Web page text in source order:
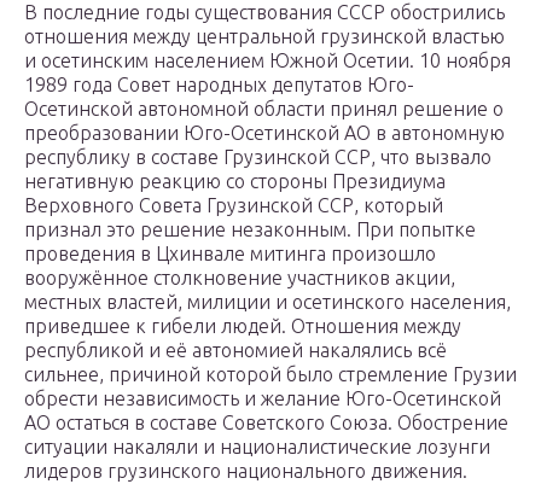
В последние годы существования СССР обострились
отношения между центральной грузинской властью
и осетинским населением Южной Осетии. 10 ноября
1989 года Совет народных депутатов Юго-
Осетинской автономной области принял решение о
преобразовании Юго-Осетинской АО в автономную
республику в составе Грузинской ССР, что вызвало
негативную реакцию со стороны Президиума
Верховного Совета Грузинской ССР, который
признал это решение незаконным. При попытке
проведения в Цхинвале митинга произошло
вооружённое столкновение участников акции,
местных властей, милиции и осетинского населения,
приведшее к гибели людей. Отношения между
республикой и её автономией накалялись всё
сильнее, причиной которой было стремление Грузии
обрести независимость и желание Юго-Осетинской
АО остаться в составе Советского Союза. Обострение
ситуации накаляли и националистические лозунги
лидеров грузинского национального движения.